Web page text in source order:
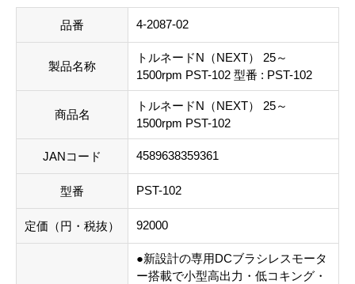
品番 4-2087-02
製品名称
トルネードN（NEXT） 25～
1500rpm PST-102 型番 : PST-102
商品名
トルネードN（NEXT） 25～
1500rpm PST-102
JANコード 4589638359361
型番 PST-102
定価（円・税抜） 92000
●新設計の専用DCブラシレスモータ
ー搭載で小型高出力・低コキング・